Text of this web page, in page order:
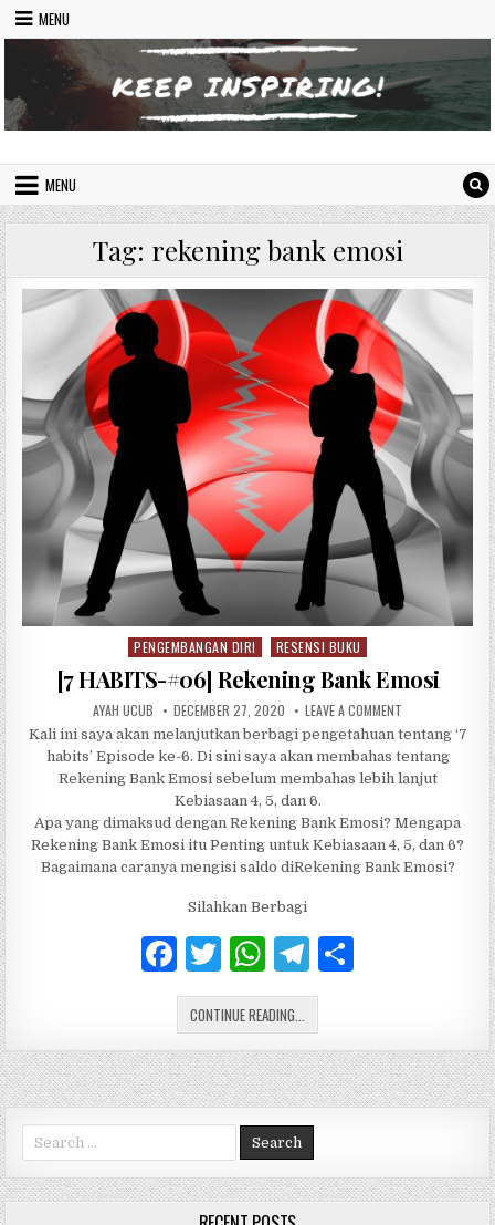
Skip to content
MENU
Indonesian Inspiring Website
MENU
Tag: rekening bank emosi
Posted in
PENGEMBANGAN DIRI RESENSI BUKU
[7 HABITS-#06] Rekening Bank Emosi
AUTHOR:
AYAH UCUB PUBLISHED DATE:
DECEMBER 27, 2020 LEAVE A COMMENT ON [7 HABITS-
Kali ini saya akan melanjutkan berbagi pengetahuan tentang ‘7
habits’ Episode ke-6. Di sini saya akan membahas tentang
Rekening Bank Emosi sebelum membahas lebih lanjut
Kebiasaan 4, 5, dan 6.
Apa yang dimaksud dengan Rekening Bank Emosi? Mengapa
Rekening Bank Emosi itu Penting untuk Kebiasaan 4, 5, dan 6?
Bagaimana caranya mengisi saldo diRekening Bank Emosi?
Silahkan Berbagi
F
a
c
e
b
o
o
k
T
w
it
te
r
W
h
at
s
A
p
p
T
el
e
g
ra
m
e
CONTINUE READING... [7 HABITS-#06] REKENING BANK
Search for: